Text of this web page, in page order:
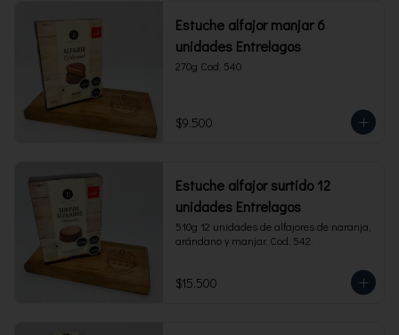
Estuche alfajor manjar 6
unidades Entrelagos
270g Cod. 540
$9.500
Estuche alfajor surtido 12
unidades Entrelagos
510g 12 unidades de alfajores de naranja,
arándano y manjar. Cod. 542.
$15.500